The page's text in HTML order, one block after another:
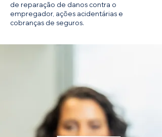
de reparação de danos contra o
empregador, ações acidentárias e
cobranças de seguros.